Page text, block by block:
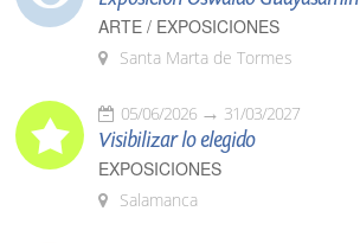
ARTE / EXPOSICIONES
Santa Marta de Tormes
05/06/2026 31/03/2027
Visibilizar lo elegido
EXPOSICIONES
Salamanca